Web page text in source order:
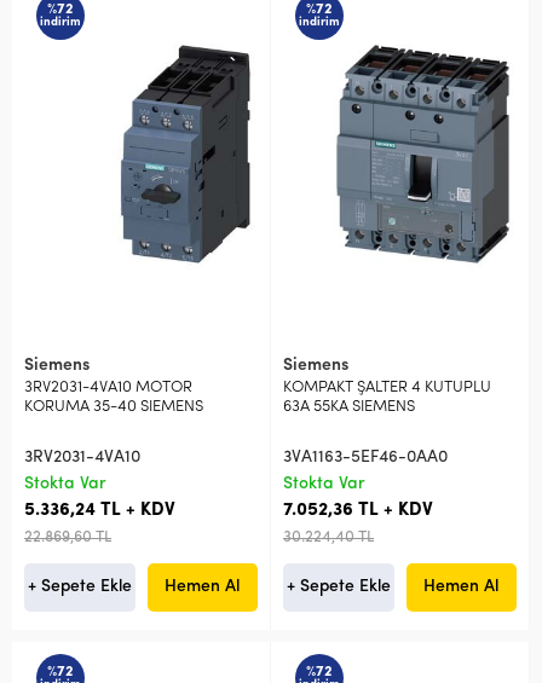
%72
indirim
Siemens
3RV2031-4VA10 MOTOR
KORUMA 35-40 SIEMENS
3RV2031-4VA10
Stokta Var
5.336,24 TL + KDV
22.869,60 TL
+ Sepete Ekle Hemen Al
%72
indirim
Siemens
KOMPAKT ŞALTER 4 KUTUPLU
63A 55KA SIEMENS
3VA1163-5EF46-0AA0
Stokta Var
7.052,36 TL + KDV
30.224,40 TL
+ Sepete Ekle Hemen Al
%72 %72